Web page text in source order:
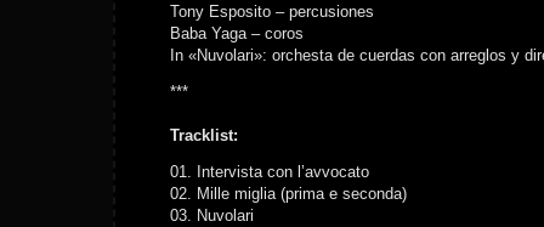
Tony Esposito – percusiones
Baba Yaga – coros
In «Nuvolari»: orchesta de cuerdas con arreglos y
***
Tracklist:
01. Intervista con l’avvocato
02. Mille miglia (prima e seconda)
03. Nuvolari